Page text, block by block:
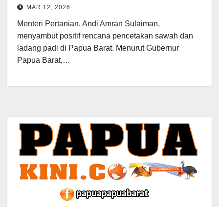
MAR 12, 2026
Menteri Pertanian, Andi Amran Sulaiman,
menyambut positif rencana pencetakan sawah dan
ladang padi di Papua Barat. Menurut Gubernur
Papua Barat,…